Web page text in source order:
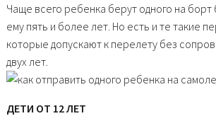
Чаще всего ребенка берут одного на борт
ему пять и более лет. Но есть и те такие
которые допускают к перелету без
двух лет.
ДЕТИ ОТ 12 ЛЕТ